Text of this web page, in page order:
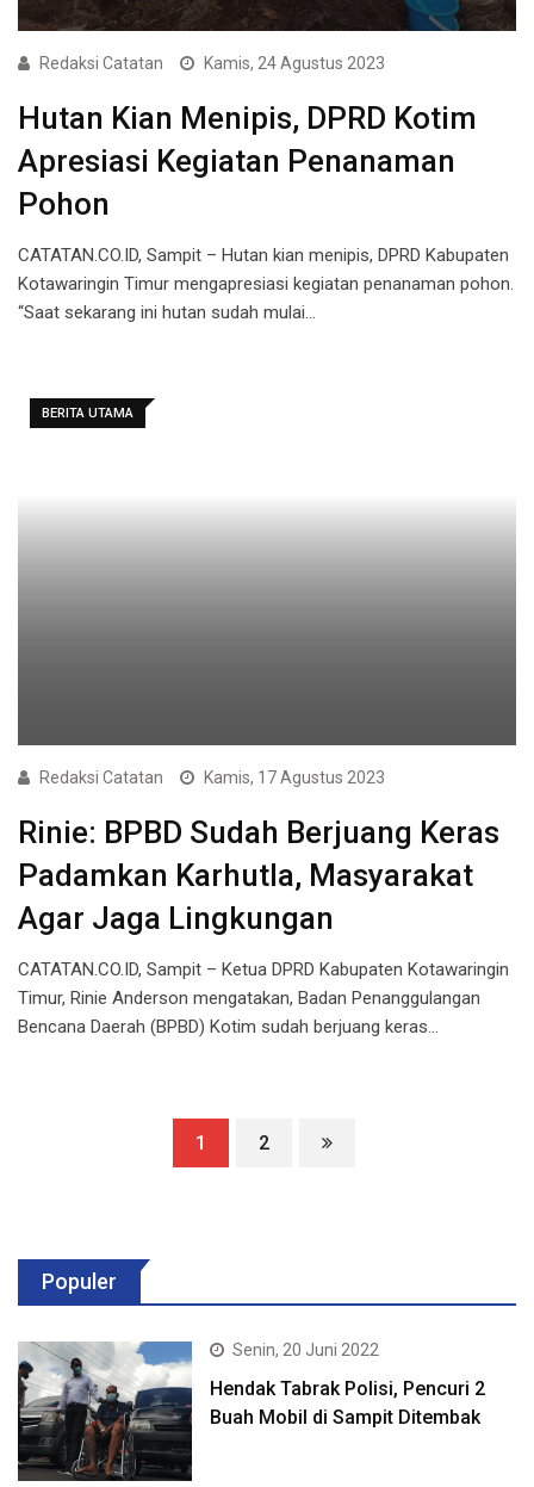
Redaksi Catatan Kamis, 24 Agustus 2023
Hutan Kian Menipis, DPRD Kotim
Apresiasi Kegiatan Penanaman
Pohon
CATATAN.CO.ID, Sampit – Hutan kian menipis, DPRD Kabupaten
Kotawaringin Timur mengapresiasi kegiatan penanaman pohon.
“Saat sekarang ini hutan sudah mulai…
BERITA UTAMA
Redaksi Catatan Kamis, 17 Agustus 2023
Rinie: BPBD Sudah Berjuang Keras
Padamkan Karhutla, Masyarakat
Agar Jaga Lingkungan
CATATAN.CO.ID, Sampit – Ketua DPRD Kabupaten Kotawaringin
Timur, Rinie Anderson mengatakan, Badan Penanggulangan
Bencana Daerah (BPBD) Kotim sudah berjuang keras…
1 2
Populer
Senin, 20 Juni 2022
Hendak Tabrak Polisi, Pencuri 2
Buah Mobil di Sampit Ditembak